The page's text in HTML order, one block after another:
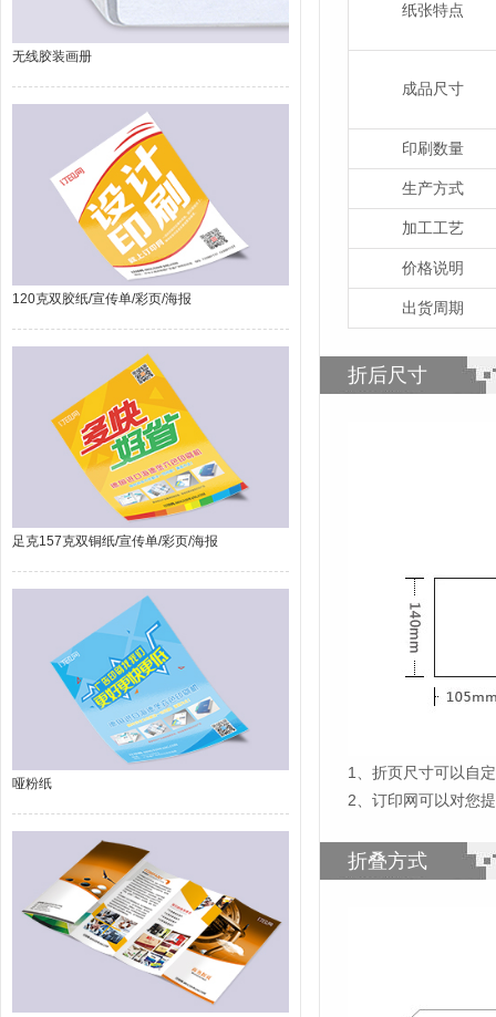
无线胶装画册
120克双胶纸/宣传单/彩页/海报
足克157克双铜纸/宣传单/彩页/海报
哑粉纸
纸张特点
成品尺寸
印刷数量
生产方式
加工工艺
价格说明
出货周期
折后尺寸
1
折页尺寸可以自
2、订印网可以对您
折叠方式